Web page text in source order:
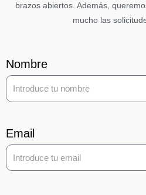
brazos abiertos. Además,
mucho las
Nombre
Email